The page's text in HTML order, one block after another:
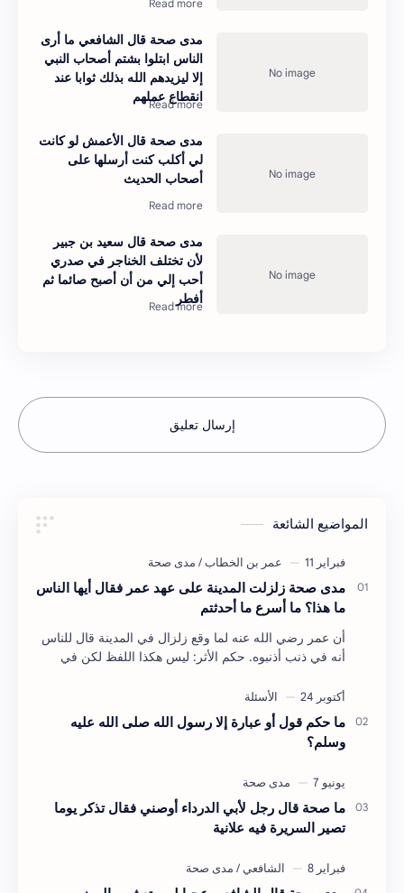
مدى صحة قال الشافعي ما أرى
الناس ابتلوا بشتم أصحاب النبي
إلا ليزيدهم الله بذلك ثوابا عند
انقطاع عملهم
مدى صحة قال الأعمش لو كانت
لي أكلب كنت أرسلها على
أصحاب الحديث
مدى صحة قال سعيد بن جبير
لأن تختلف الخناجر في صدري
أحب إلي من أن أصبح صائما ثم
أفطر
إرسال تعليق
المواضيع الشائعة
مدى صحة زلزلت المدينة على عهد عمر فقال أيها الناس
ما هذا؟ ما أسرع ما أحدثتم
أن عمر رضي الله عنه لما وقع زلزال في المدينة قال للناس
أنه في ذنب أذنبوه. حكم الأثر: ليس هكذا اللفظ لكن في
ما حكم قول أو عبارة إلا رسول الله صلى الله عليه
وسلم؟
ما صحة قال رجل لأبي الدرداء أوصني فقال تذكر يوما
تصير السريرة فيه علانية